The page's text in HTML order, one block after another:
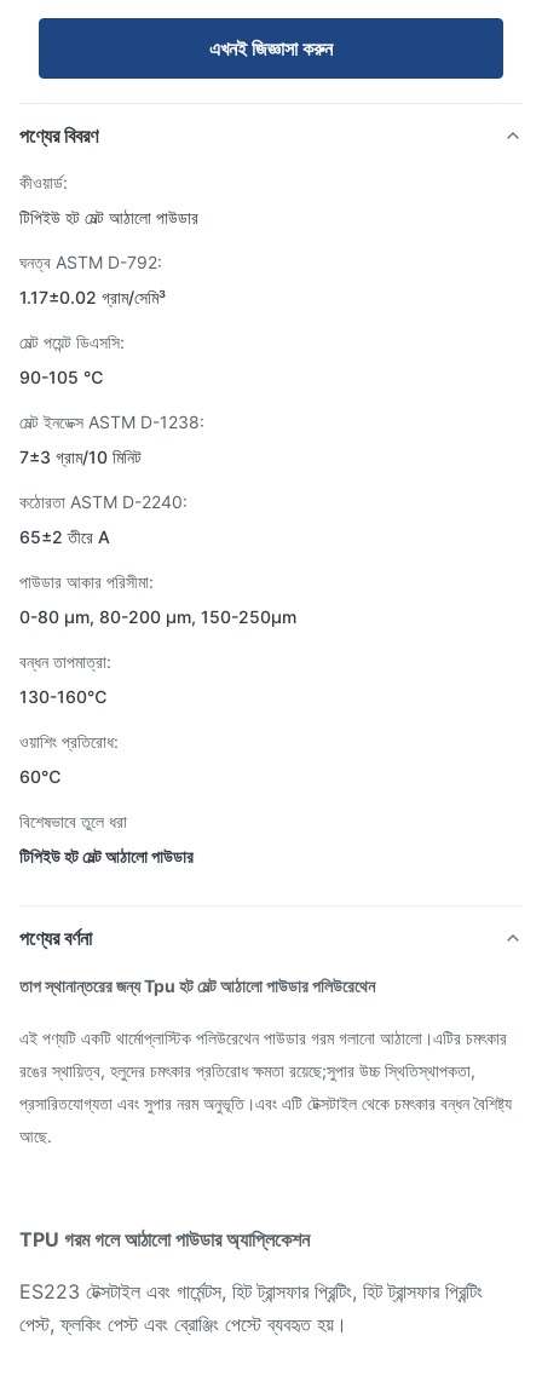
এখনই জিজ্ঞাসা করুন
পণ্যের বিবরণ
কীওয়ার্ড:
টিপিইউ হট মেল্ট আঠালো পাউডার
ঘনত্ব ASTM D-792:
1.17±0.02 গ্রাম/সেমি³
মেল্ট পয়েন্ট ডিএসসি:
90-105 ℃
মেল্ট ইনডেক্স ASTM D-1238:
7±3 গ্রাম/10 মিনিট
কঠোরতা ASTM D-2240:
65±2 তীরে A
পাউডার আকার পরিসীমা:
0-80 μm, 80-200 μm, 150-250μm
বন্ধন তাপমাত্রা:
130-160℃
ওয়াশিং প্রতিরোধ:
60℃
বিশেষভাবে তুলে ধরা
টিপিইউ হট মেল্ট আঠালো পাউডার
পণ্যের বর্ণনা
তাপ স্থানান্তরের জন্য Tpu হট মেল্ট আঠালো পাউডার পলিউরেথেন
এই পণ্যটি একটি থার্মোপ্লাস্টিক পলিউরেথেন পাউডার গরম গলানো আঠালো।এটির চমৎকার
রঙের স্থায়িত্ব, হলুদের চমৎকার প্রতিরোধ ক্ষমতা রয়েছে;সুপার উচ্চ স্থিতিস্থাপকতা,
প্রসারিতযোগ্যতা এবং সুপার নরম অনুভূতি।এবং এটি টেক্সটাইল থেকে চমৎকার বন্ধন বৈশিষ্ট্য
আছে.
TPU গরম গলে আঠালো পাউডার অ্যাপ্লিকেশন
ES223 টেক্সটাইল এবং গার্মেন্টস, হিট ট্রান্সফার প্রিন্টিং, হিট ট্রান্সফার প্রিন্টিং
পেস্ট, ফ্লকিং পেস্ট এবং ব্রোঞ্জিং পেস্টে ব্যবহৃত হয়।